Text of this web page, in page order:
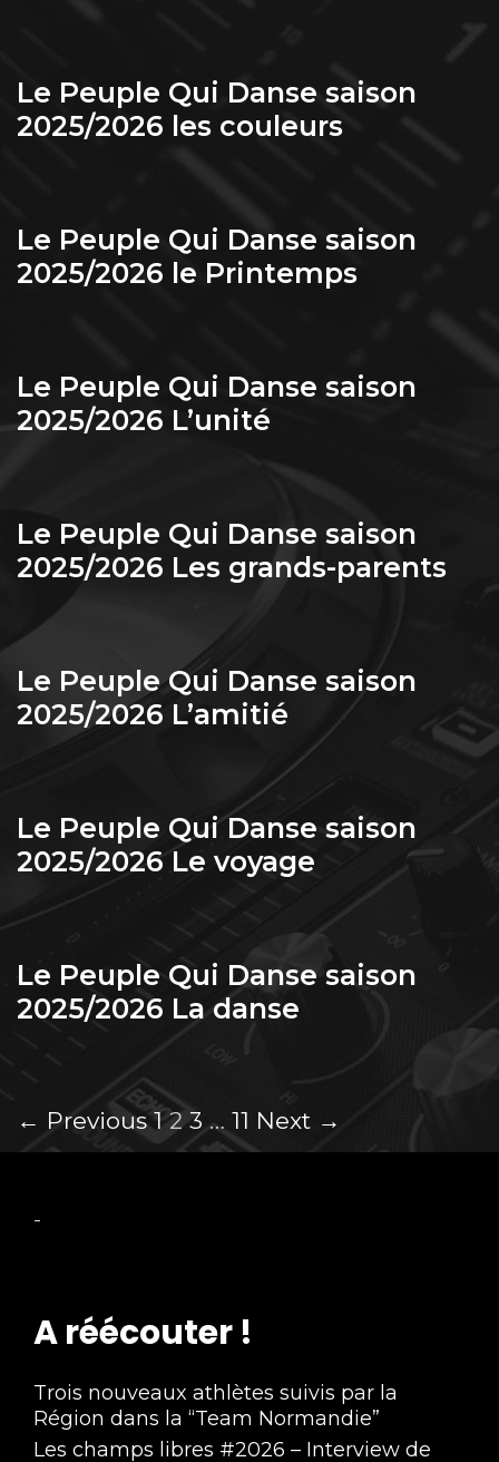
Le Peuple Qui Danse saison
2025/2026 les couleurs
Le Peuple Qui Danse saison
2025/2026 le Printemps
Le Peuple Qui Danse saison
2025/2026 L’unité
Le Peuple Qui Danse saison
2025/2026 Les grands-parents
Le Peuple Qui Danse saison
2025/2026 L’amitié
Le Peuple Qui Danse saison
2025/2026 Le voyage
Le Peuple Qui Danse saison
2025/2026 La danse
Post
navigation
← Previous 1 2 3 … 11 Next →
-
A réécouter !
Trois nouveaux athlètes suivis par la
Région dans la “Team Normandie”
Les champs libres #2026 – Interview de